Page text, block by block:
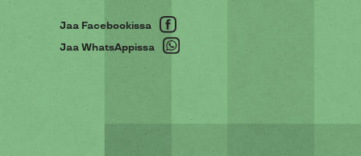
Jaa Facebookissa
Jaa WhatsAppissa